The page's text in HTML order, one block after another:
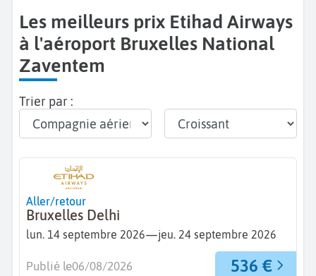
Les meilleurs prix Etihad Airways
à l'aéroport Bruxelles National
Zaventem
Trier par :
Aller/retour
Bruxelles Delhi
lun. 14 septembre 2026—jeu. 24 septembre 2026
536 €
Publié le06/08/2026